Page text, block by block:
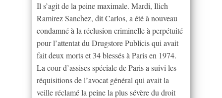
Il s’agit de la peine maximale. Mardi, Ilich
Ramirez Sanchez, dit Carlos, a été à nouveau
condamné à la réclusion criminelle à perpétuité
pour l’attentat du Drugstore Publicis qui avait
fait deux morts et 34 blessés à Paris en 1974.
La cour d’assises spéciale de Paris a suivi les
réquisitions de l’avocat général qui avait la
veille réclamé la peine la plus sévère du droit